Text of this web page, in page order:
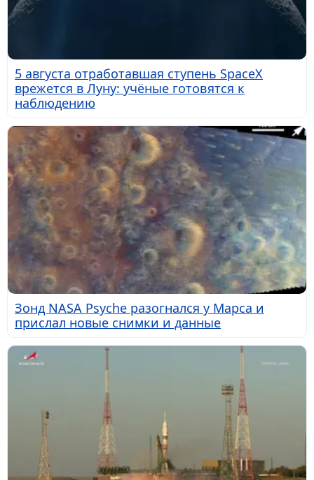
5 августа отработавшая ступень SpaceX
врежется в Луну: учёные готовятся к
наблюдению
Зонд NASA Psyche разогнался у Марса и
прислал новые снимки и данные